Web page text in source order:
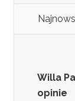
Willa
opinie